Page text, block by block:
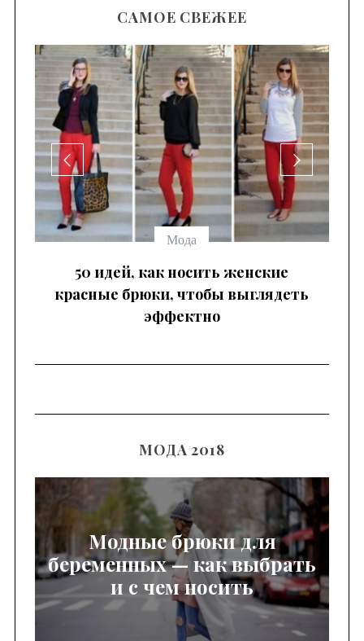
САМОЕ СВЕЖЕЕ
Мода
50 идей, как носить женские
красные брюки, чтобы выглядеть
эффектно
МОДА 2018
Модные брюки для
беременных — как выбрать
и с чем носить